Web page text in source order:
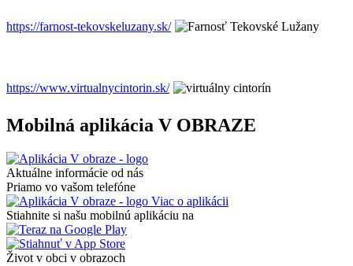
https://farnost-tekovskeluzany.sk/
https://www.virtualnycintorin.sk/
Mobilná aplikácia V OBRAZE
Aktuálne informácie od nás
Priamo vo vašom telefóne
Viac o aplikácii
Stiahnite si našu mobilnú aplikáciu na
Život v obci v obrazoch